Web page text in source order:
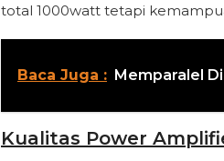
total 1000watt tetapi
Baca Juga : Memparalel
Kualitas Power